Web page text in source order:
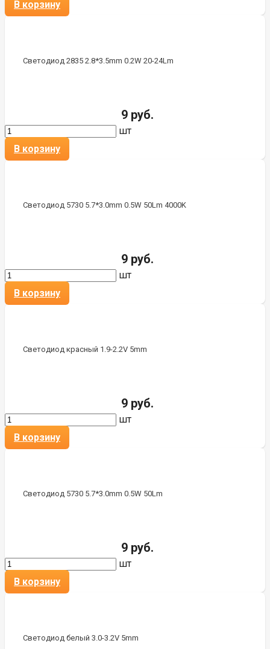
В корзину
Светодиод 2835 2.8*3.5mm 0.2W 20-24Lm
9 руб.
шт
В корзину
Светодиод 5730 5.7*3.0mm 0.5W 50Lm 4000K
9 руб.
шт
В корзину
Светодиод красный 1.9-2.2V 5mm
9 руб.
шт
В корзину
Светодиод 5730 5.7*3.0mm 0.5W 50Lm
9 руб.
шт
В корзину
Светодиод белый 3.0-3.2V 5mm